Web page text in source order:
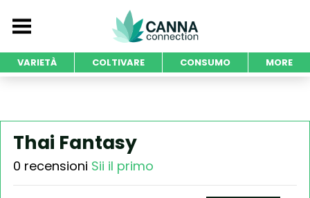
VARIETÀ COLTIVARE CONSUMO MORE
Thai Fantasy
0 recensioni Sii il primo